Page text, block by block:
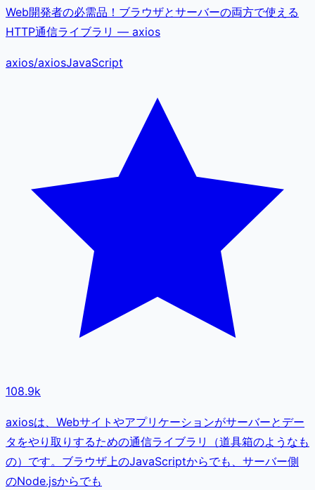
Web開発者の必需品！ブラウザとサーバーの両方で使える
HTTP通信ライブラリ — axios
axios/axiosJavaScript
108.9k
axiosは、Webサイトやアプリケーションがサーバーとデー
タをやり取りするための通信ライブラリ（道具箱のようなも
の）です。ブラウザ上のJavaScriptからでも、サーバー側
のNode.jsからでも